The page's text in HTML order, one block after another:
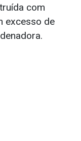
com
excesso de